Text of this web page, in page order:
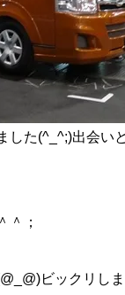
した(^_^;)出会い
＾；
ビックリし